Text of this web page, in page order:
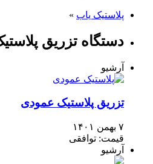
پلاستیک یاب »
دستگاه تزریق
آرشیو
تزریق پلاستیک عمودی
۷ بهمن ۱۴۰۱
قیمت: توافقی
آرشیو